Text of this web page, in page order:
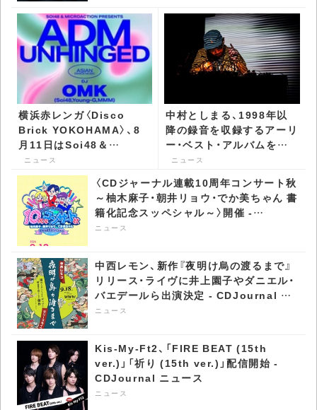
横浜赤レンガ〈Disco
Brick YOKOHAMA〉、8
月11日はSoi48＆
microAction仕切り -
CDJournal ニュース
ニュース
中村としまる、1998年以
降の録音を収録するアーリ
ー・ベスト・アルバムを発
表 - CDJournal ニュース
ニュース
〈CDジャーナル連載10周年コンサート秋
～柚木麻子・朝井リョウ・でか美ちゃん 書
籍化記念スッペシャル～〉開催 -
CDJournal ニュース
ニュース
中西レモン、新作『夜明け烏の渡るまで』
リリース・ライヴに井上園子やダニエル・
バエデールら出演決定 - CDJournal ニ
ュース
ニュース
Kis-My-Ft2、「FIRE BEAT (15th
ver.)」「祈り (15th ver.)」配信開始 -
CDJournal ニュース
ニュース